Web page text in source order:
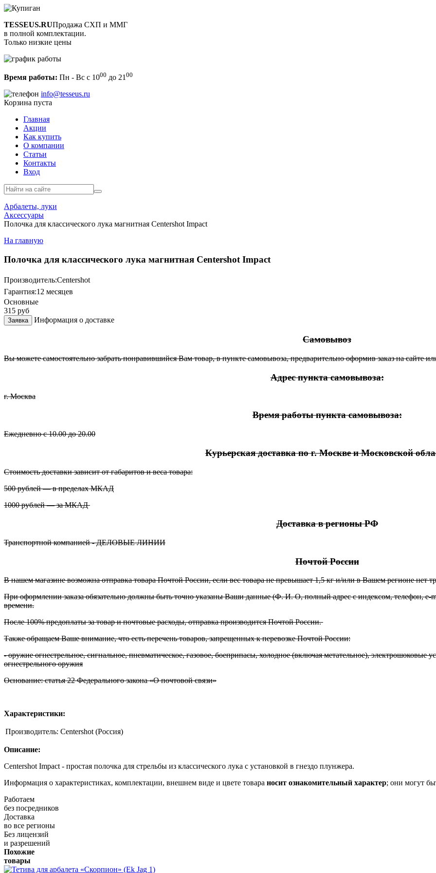
TESSEUS.RUПродажа СХП и ММГ
в полной комплектации.
Только низкие цены
Время работы: Пн - Вс с 1000 до 21 00
info@tesseus.ru
Корзина пуста
Главная
Акции
Как купить
О компании
Статьи
Контакты
Вход
Арбалеты, луки
Аксессуары
Полочка для классического лука магнитная Centershot Impact
На главную
Полочка для классического лука магнитная Centershot Impact
Производитель:Centershot
Гарантия:12 месяцев
Основные
315 руб
Заявка Информация о доставке
Самовывоз
Вы можете самостоятельно забрать понравившийся Вам товар, в пункте самовывоза, предварительно оформив заказ на сайте
Адрес пункта самовывоза:
г. Москва
Время работы пункта самовывоза:
Ежедневно с 10.00 до 20.00
Курьерская доставка по г. Москве и Московской
Стоимость доставки зависит от габаритов и веса товара:
500 рублей — в пределах МКАД
1000 рублей — за МКАД
Доставка в регионы РФ
Транспортной компанией - ДЕЛОВЫЕ ЛИНИИ
Почтой России
В нашем магазине возможна отправка товара Почтой России, если вес товара не превышает 1,5 кг и/или в Вашем регионе нет
При оформлении заказа обязательно должны быть точно указаны Ваши данные (Ф. И. О, полный адрес с индексом, телефон, e-
времени.
После 100% предоплаты за товар и почтовые расходы, отправка производится Почтой России.
Также обращаем Ваше внимание, что есть перечень товаров, запрещенных к перевозке Почтой России:
- оружие огнестрельное, сигнальное, пневматическое, газовое, боеприпасы, холодное (включая метательное), электрошоковые
огнестрельного оружия
Основание: статья 22 Федерального закона «О почтовой связи»
Характеристики:
Производитель: Centershot (Россия)
Описание:
Centershot Impact - простая полочка для стрельбы из классического лука с установкой в гнездо плунжера.
Информация о характеристиках, комплектации, внешнем виде и цвете товара носит ознакомительный характер; они могут
Работаем
без посредников
Доставка
во все регионы
Без лицензий
и разрешений
Похожие
товары